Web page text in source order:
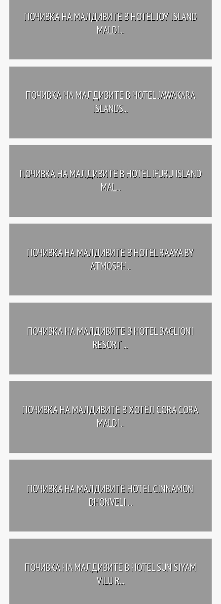
ПОЧИВКА НА МАЛДИВИТЕ В HOTEL JOY ISLAND
MALDI...
ПОЧИВКА НА МАЛДИВИТЕ В HOTEL JAWAKARA
ISLANDS...
ПОЧИВКА НА МАЛДИВИТЕ В HOTEL IFURU ISLAND
MAL...
ПОЧИВКА НА МАЛДИВИТЕ В HOTEL RAAYA BY
ATMOSPH...
ПОЧИВКА НА МАЛДИВИТЕ В HOTEL BAGLIONI
RESORT ...
ПОЧИВКА НА МАЛДИВИТЕ В ХОТЕЛ CORA CORA
MALDI...
ПОЧИВКА НА МАЛДИВИТЕ HOTEL CINNAMON
DHONVELI ...
ПОЧИВКА НА МАЛДИВИТЕ В HOTEL SUN SIYAM
VILU R...